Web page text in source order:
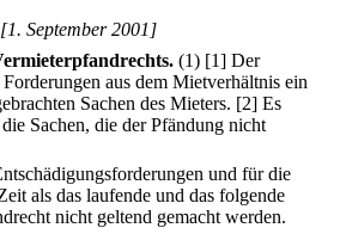
[1. September 2001]
(1) [1] Der
aus dem Mietverhältnis ein
Sachen des Mieters. [2] Es
Sachen, die der Pfändung nicht
und für die
als das laufende und das folgende
nicht geltend gemacht werden.